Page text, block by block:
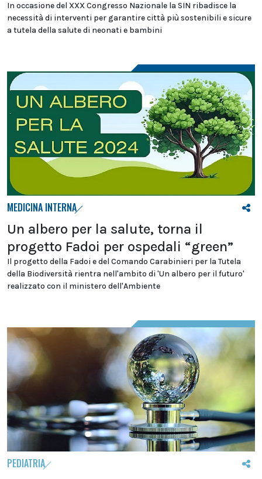
In occasione del XXX Congresso Nazionale la SIN ribadisce la
necessità di interventi per garantire città più sostenibili e sicure
a tutela della salute di neonati e bambini
MEDICINA INTERNA
Un albero per la salute, torna il
progetto Fadoi per ospedali “green”
Il progetto della Fadoi e del Comando Carabinieri per la Tutela
della Biodiversità rientra nell'ambito di 'Un albero per il futuro'
realizzato con il ministero dell'Ambiente
PEDIATRIA